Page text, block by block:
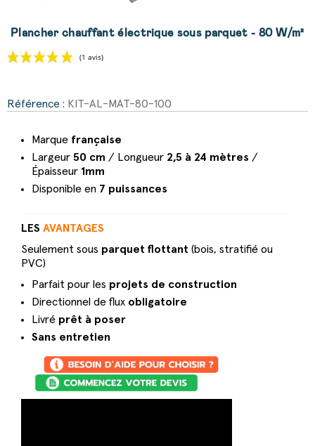
Plancher chauffant électrique sous parquet - 80 W/m²
Référence : KIT-AL-MAT-80-100
Marque française
Largeur 50 cm / Longueur 2,5 à 24 mètres /
Épaisseur 1mm
Disponible en 7 puissances
LES AVANTAGES
Seulement sous parquet flottant (bois, stratifié ou
PVC)
Parfait pour les projets de construction
Directionnel de flux obligatoire
Livré prêt à poser
Sans entretien